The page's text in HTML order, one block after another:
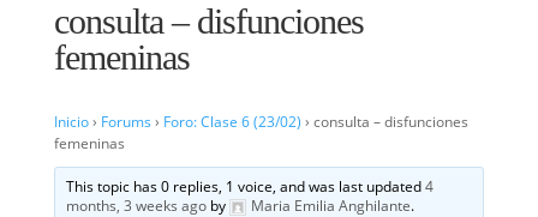
consulta – disfunciones
femeninas
Inicio› Forums › Foro: Clase 6 (23/02) › consulta – disfunciones
femeninas
This topic has 0 replies, 1 voice, and was last updated4
months, 3 weeks agoby Maria Emilia Anghilante.